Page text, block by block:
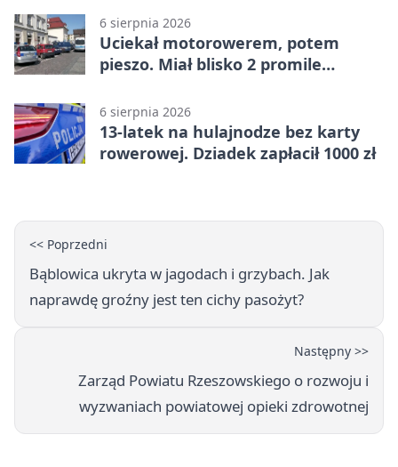
6 sierpnia 2026
Uciekał motorowerem, potem
pieszo. Miał blisko 2 promile
6 sierpnia 2026
13-latek na hulajnodze bez karty
rowerowej. Dziadek zapłacił 1000 zł
<< Poprzedni
Bąblowica ukryta w jagodach i grzybach. Jak
naprawdę groźny jest ten cichy pasożyt?
Następny >>
Zarząd Powiatu Rzeszowskiego o rozwoju i
wyzwaniach powiatowej opieki zdrowotnej